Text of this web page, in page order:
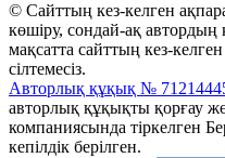
© Сайттың кез-келген
көшіру, сондай-ақ автордың
мақсатта сайттың кез-
сілтемесіз.
Авторлық құқық №
авторлық құқықты қорғау
компаниясында тіркелген
кепілдік берілген.